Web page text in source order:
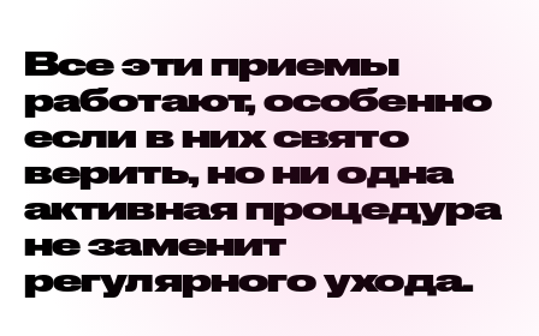
Все эти приемы
работают, особенно
если в них свято
верить, но ни одна
активная процедура
не заменит
регулярного ухода.